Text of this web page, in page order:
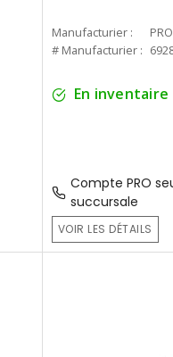
Manufacturier :
# Manufacturier :
En inventaire
Compte PRO
succursale
VOIR LES DÉTAILS